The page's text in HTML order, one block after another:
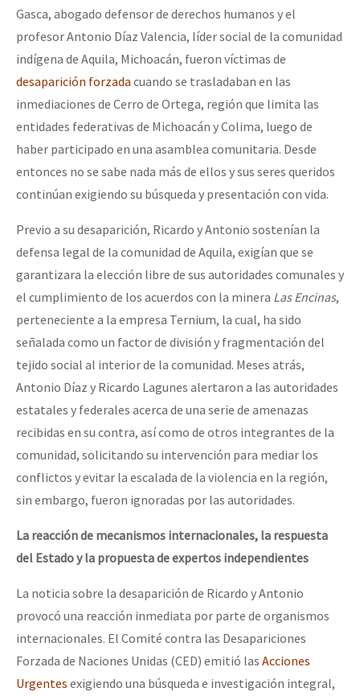
Gasca, abogado defensor de derechos humanos y el
profesor Antonio Díaz Valencia, líder social de la comunidad
indígena de Aquila, Michoacán, fueron víctimas de
desaparición forzada cuando se trasladaban en las
inmediaciones de Cerro de Ortega, región que limita las
entidades federativas de Michoacán y Colima, luego de
haber participado en una asamblea comunitaria. Desde
entonces no se sabe nada más de ellos y sus seres queridos
continúan exigiendo su búsqueda y presentación con vida.
Previo a su desaparición, Ricardo y Antonio sostenían la
defensa legal de la comunidad de Aquila, exigían que se
garantizara la elección libre de sus autoridades comunales y
el cumplimiento de los acuerdos con la minera Las Encinas,
perteneciente a la empresa Ternium, la cual, ha sido
señalada como un factor de división y fragmentación del
tejido social al interior de la comunidad. Meses atrás,
Antonio Díaz y Ricardo Lagunes alertaron a las autoridades
estatales y federales acerca de una serie de amenazas
recibidas en su contra, así como de otros integrantes de la
comunidad, solicitando su intervención para mediar los
conflictos y evitar la escalada de la violencia en la región,
sin embargo, fueron ignoradas por las autoridades.
La reacción de mecanismos internacionales, la respuesta
del Estado y la propuesta de expertos independientes
La noticia sobre la desaparición de Ricardo y Antonio
provocó una reacción inmediata por parte de organismos
internacionales. El Comité contra las Desapariciones
Forzada de Naciones Unidas (CED) emitió las Acciones
Urgentes exigiendo una búsqueda e investigación integral,